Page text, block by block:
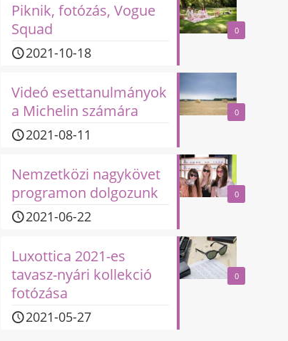
0
Piknik, fotózás, Vogue
Squad
2021-10-18
0
Videó esettanulmányok
a Michelin számára
2021-08-11
0
Nemzetközi nagykövet
programon dolgozunk
2021-06-22
0
Luxottica 2021-es
tavasz-nyári kollekció
fotózása
2021-05-27